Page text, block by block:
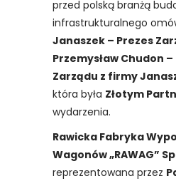
przed polską branżą
infrastrukturalnego
Janaszek – Prezes
Przemysław Chudon –
Zarządu z firmy
która była Złotym
wydarzenia.
Rawicka Fabryka
Wagonów „RAWAG”
reprezentowana przez